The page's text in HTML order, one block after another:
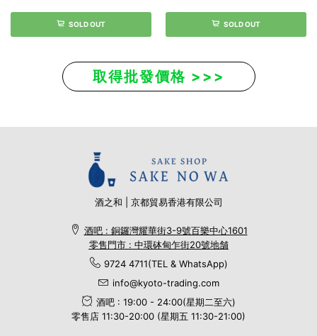
SOLD OUT SOLD OUT
取得批發價格 >>>
酒之和 | 京都貿易香港有限公司
酒吧 : 銅鑼灣耀華街3-9號百樂中心1601
零售門市 : 中環砵甸乍街20號地舗
9724 4711(TEL & WhatsApp)
info@kyoto-trading.com
酒吧 : 19:00 - 24:00(星期二至六)
零售店 11:30-20:00 (星期五 11:30-21:00)